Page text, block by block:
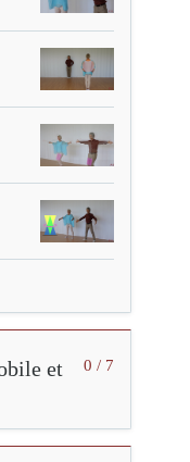
0 / 7
et